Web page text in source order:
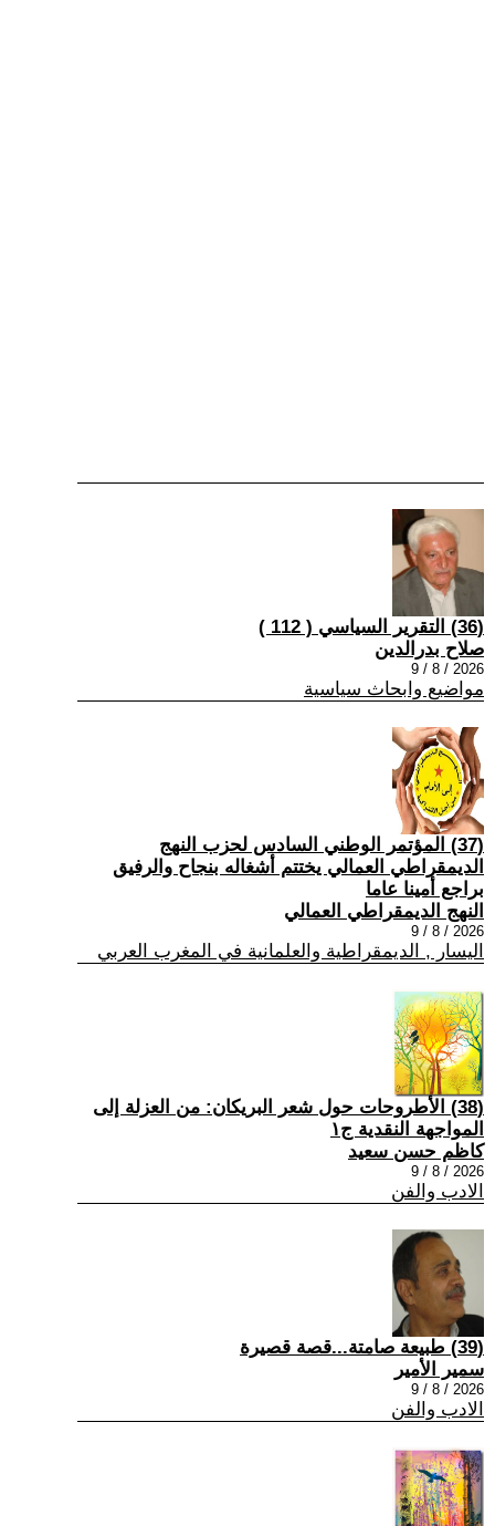
(36) التقرير السياسي ( 112 )
صلاح بدرالدين
2026 / 8 / 9
مواضيع وابحاث سياسية
(37) المؤتمر الوطني السادس لحزب النهج
الديمقراطي العمالي يختتم أشغاله بنجاح والرفيق
براجع أمينا عاما
النهج الديمقراطي العمالي
2026 / 8 / 9
اليسار , الديمقراطية والعلمانية في المغرب العربي
(38) الأطروحات حول شعر البريكان: من العزلة إلى
المواجهة النقدية ج١
كاظم حسن سعيد
2026 / 8 / 9
الادب والفن
(39) طبيعة صامتة...قصة قصيرة
سمير الأمير
2026 / 8 / 9
الادب والفن